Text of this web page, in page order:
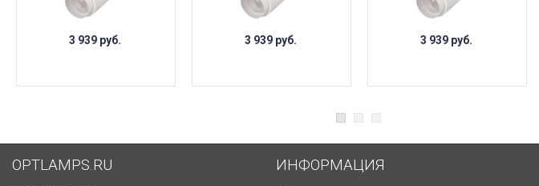
3 939 руб. 3 939 руб. 3 939 руб.
OPTLAMPS.RU ИНФОРМАЦИЯ